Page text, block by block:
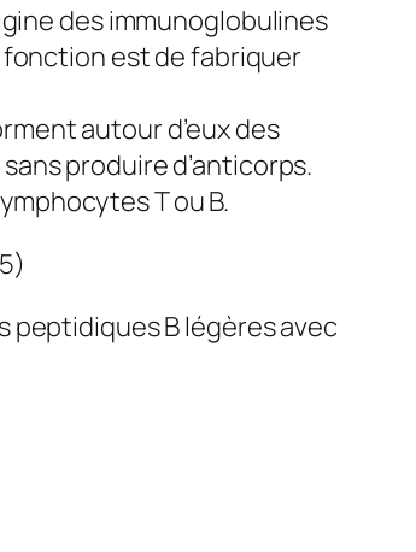
des immunoglobulines
est de fabriquer
autour d’eux des
produire d’anticorps.
T ou B.
peptidiques B légères avec